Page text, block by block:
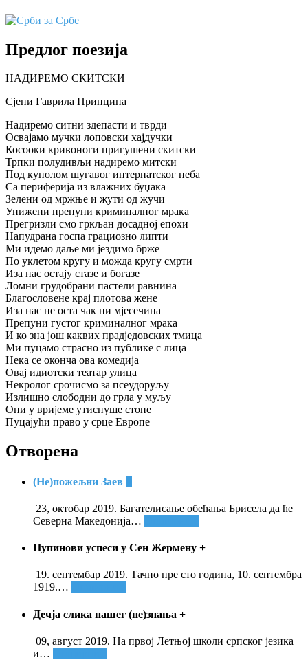
Предлог поезија
НАДИРЕМО СКИТСКИ
Сјени Гаврила Принципа
Надиремо ситни здепасти и тврди
Освајамо мучки лоповски хајдучки
Косооки кривоноги пригушени скитски
Трпки полудивљи надиремо митски
Под куполом шугавог интернатског неба
Са периферија из влажних буџака
Зелени од мржње и жути од жучи
Унижени препуни криминалног мрака
Прегризли смо гркљан досадној епохи
Напудрана госпа грациозно липти
Ми идемо даље ми јездимо брже
По уклетом кругу и можда кругу смрти
Иза нас остају стазе и богазе
Ломни грудобрани пастели равнина
Благословене крај плотова жене
Иза нас не оста чак ни мјесечина
Препуни густог криминалног мрака
И ко зна још каквих прадједовских тмица
Ми пуцамо страсно из публике с лица
Нека се оконча ова комедија
Овај идиотски театар улица
Некролог срочисмо за псеудоруљу
Излишно слободни до грла у муљу
Они у вријеме утиснуше стопе
Пуцајући право у срце Европе
Отворена
(Не)пожељни Заев
23, октобар 2019. Багателисање обећања Брисела да ће
Северна Македонија…
Пупинови успеси у Сен Жермену +
19. септембар 2019. Тачно пре сто година, 10. септембра
1919.…
Дечја слика нашег (не)знања +
09, август 2019. На првој Летњој школи српског језика
и…